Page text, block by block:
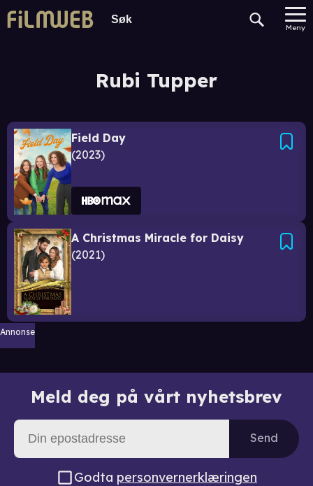
Meny
Rubi Tupper
Field Day
2023
A Christmas Miracle for Daisy
2021
Annonse
Meld deg på vårt nyhetsbrev
Send
Godta personvernerklæringen